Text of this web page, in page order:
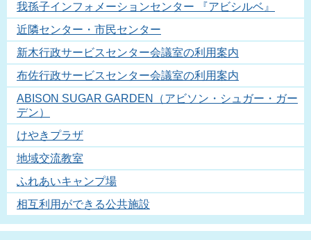
我孫子インフォメーションセンター 『アビシルベ』
近隣センター・市民センター
新木行政サービスセンター会議室の利用案内
布佐行政サービスセンター会議室の利用案内
ABISON SUGAR GARDEN（アビソン・シュガー・ガー
デン）
けやきプラザ
地域交流教室
ふれあいキャンプ場
相互利用ができる公共施設